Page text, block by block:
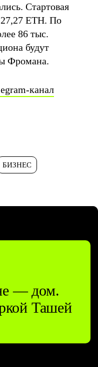
Стартовая
27,27 ETH. По
86 тыс.
будут
Фромана.
канал
БИЗНЕС
— дом.
Ташей